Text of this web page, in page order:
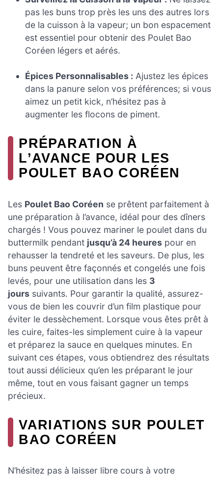
pas les buns trop près les uns des autres lors
de la cuisson à la vapeur; un bon espacement
est essentiel pour obtenir des Poulet Bao
Coréen légers et aérés.
Épices Personnalisables : Ajustez les épices
dans la panure selon vos préférences; si vous
aimez un petit kick, n’hésitez pas à
augmenter les flocons de piment.
PRÉPARATION À
L’AVANCE POUR LES
POULET BAO CORÉEN
Les Poulet Bao Coréen se prêtent parfaitement à
une préparation à l’avance, idéal pour des dîners
chargés ! Vous pouvez mariner le poulet dans du
buttermilk pendant jusqu’à 24 heures pour en
rehausser la tendreté et les saveurs. De plus, les
buns peuvent être façonnés et congelés une fois
levés, pour une utilisation dans les 3
jours suivants. Pour garantir la qualité, assurez-
vous de bien les couvrir d’un film plastique pour
éviter le dessèchement. Lorsque vous êtes prêt à
les cuire, faites-les simplement cuire à la vapeur
et préparez la sauce en quelques minutes. En
suivant ces étapes, vous obtiendrez des résultats
tout aussi délicieux qu’en les préparant le jour
même, tout en vous faisant gagner un temps
précieux.
VARIATIONS SUR POULET
BAO CORÉEN
N’hésitez pas à laisser libre cours à votre